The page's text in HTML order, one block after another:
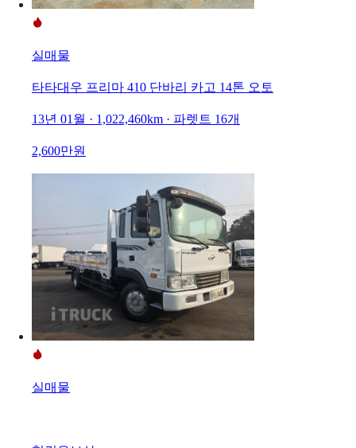
실매물
타타대우 프리마 410 단바리 카고 14톤 오토
13년 01월 · 1,022,460km · 파렛트 16개
2,600만원
실매물